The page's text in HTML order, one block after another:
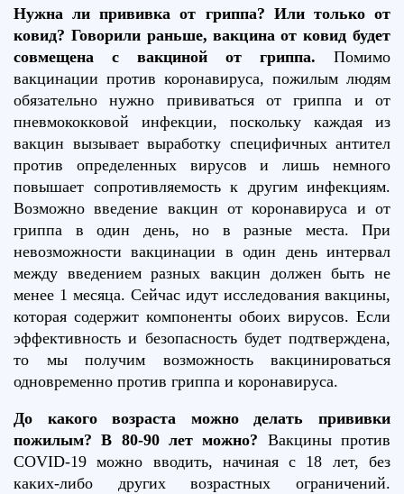
Нужна ли прививка от гриппа? Или только от
ковид? Говорили раньше, вакцина от ковид будет
совмещена с вакциной от гриппа. Помимо
вакцинации против коронавируса, пожилым людям
обязательно нужно прививаться от гриппа и от
пневмококковой инфекции, поскольку каждая из
вакцин вызывает выработку специфичных антител
против определенных вирусов и лишь немного
повышает сопротивляемость к другим инфекциям.
Возможно введение вакцин от коронавируса и от
гриппа в один день, но в разные места. При
невозможности вакцинации в один день интервал
между введением разных вакцин должен быть не
менее 1 месяца. Сейчас идут исследования вакцины,
которая содержит компоненты обоих вирусов. Если
эффективность и безопасность будет подтверждена,
то мы получим возможность вакцинироваться
одновременно против гриппа и коронавируса.
До какого возраста можно делать прививки
пожилым? В 80-90 лет можно? Вакцины против
COVID-19 можно вводить, начиная с 18 лет, без
каких-либо других возрастных ограничений.